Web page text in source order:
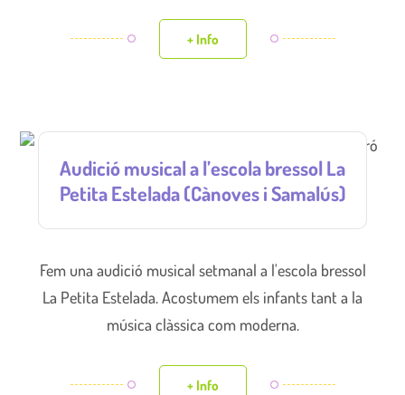
+ Info
Audició musical a l’escola bressol La
Petita Estelada (Cànoves i Samalús)
Fem una audició musical setmanal a l'escola bressol
La Petita Estelada. Acostumem els infants tant a la
música clàssica com moderna.
+ Info